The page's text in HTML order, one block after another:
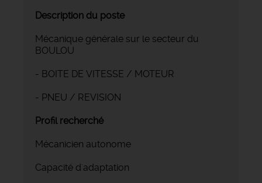
Description du poste
Mécanique générale sur le secteur du
BOULOU
- BOITE DE VITESSE / MOTEUR
- PNEU / REVISION
Profil recherché
Mécanicien autonome
Capacité d'adaptation